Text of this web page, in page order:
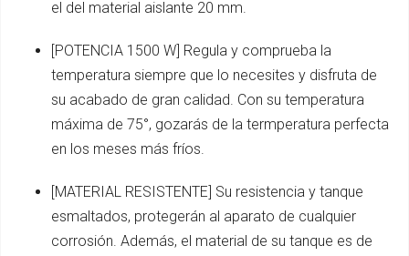
el del material aislante 20 mm.
[POTENCIA 1500 W] Regula y comprueba la
temperatura siempre que lo necesites y disfruta de
su acabado de gran calidad. Con su temperatura
máxima de 75°, gozarás de la termperatura perfecta
en los meses más fríos.
[MATERIAL RESISTENTE] Su resistencia y tanque
esmaltados, protegerán al aparato de cualquier
corrosión. Además, el material de su tanque es de